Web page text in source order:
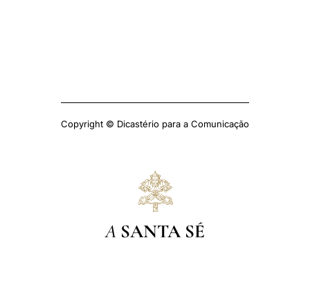
Copyright © Dicastério para a Comunicação
A SANTA SÉ